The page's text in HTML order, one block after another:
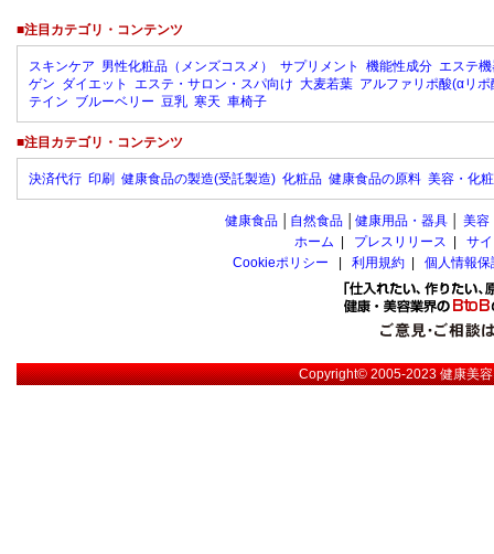
■注目カテゴリ・コンテンツ
スキンケア 男性化粧品（メンズコスメ） サプリメント 機能性成分 エステ
ゲン ダイエット エステ・サロン・スパ向け 大麦若葉 アルファリポ酸(αリポ
テイン ブルーベリー 豆乳 寒天 車椅子
■注目カテゴリ・コンテンツ
決済代行 印刷 健康食品の製造(受託製造) 化粧品 健康食品の原料 美容・化
健康食品 自然食品 健康用品・器具 美容
ホーム
プレスリリース
サ
Cookieポリシー
利用規約 個人情報
Copyright© 2005-2023健康美